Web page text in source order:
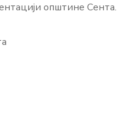
општине Сента.